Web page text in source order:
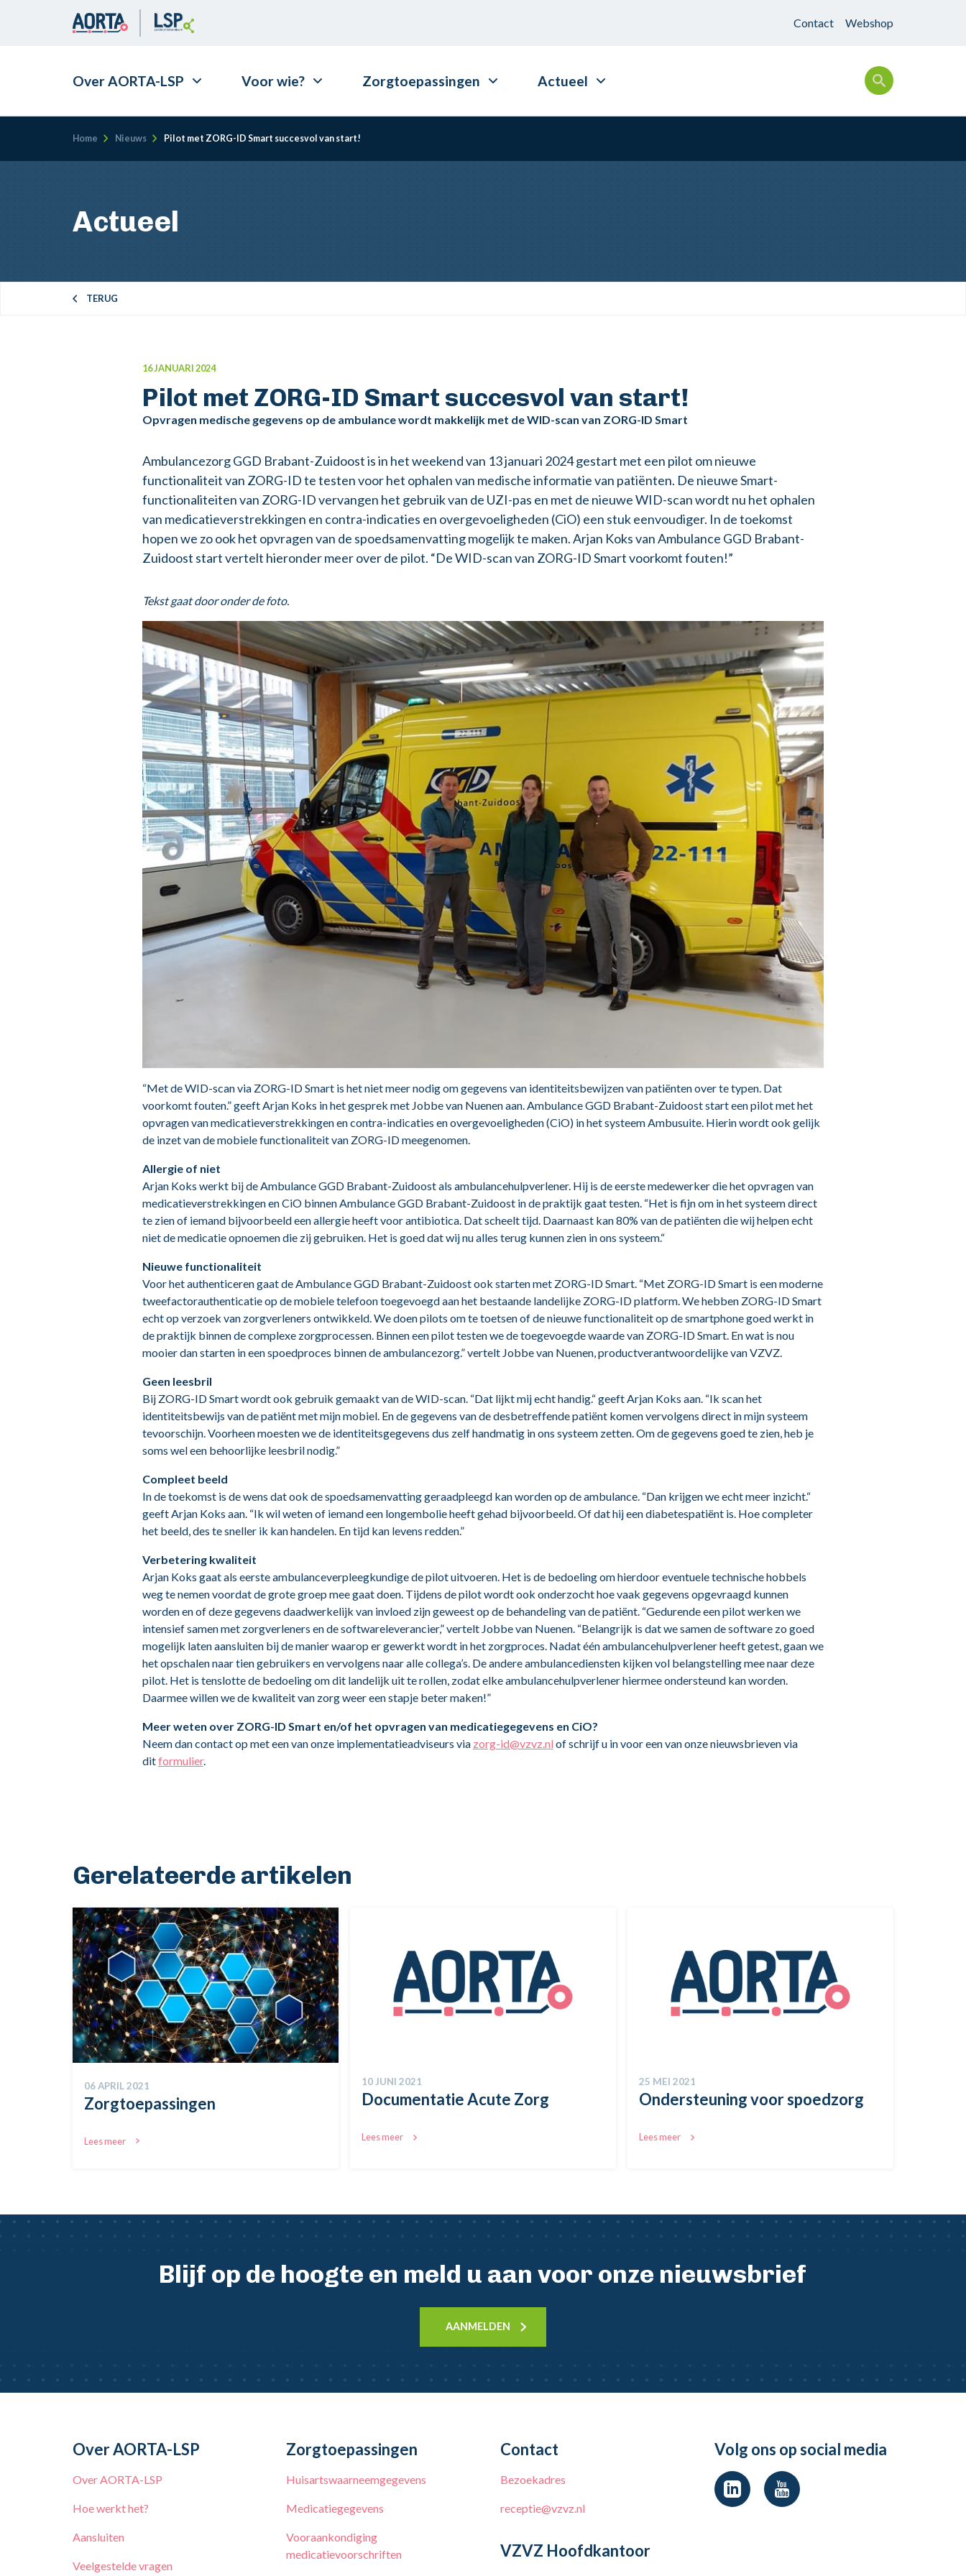
Contact Webshop
Over AORTA-LSP Voor wie? Zorgtoepassingen Actueel
Kruimelpad
Home Nieuws Pilot met ZORG-ID Smart succesvol van start!
Actueel
TERUG
16 JANUARI 2024
Pilot met ZORG-ID Smart succesvol van start!
Opvragen medische gegevens op de ambulance wordt makkelijk met de WID-scan van ZORG-ID Smart
Ambulancezorg GGD Brabant-Zuidoost is in het weekend van 13 januari 2024 gestart met een pilot om nieuwe
functionaliteit van ZORG-ID te testen voor het ophalen van medische informatie van patiënten. De nieuwe Smart-
functionaliteiten van ZORG-ID vervangen het gebruik van de UZI-pas en met de nieuwe WID-scan wordt nu het ophalen
van medicatieverstrekkingen en contra-indicaties en overgevoeligheden (CiO) een stuk eenvoudiger. In de toekomst
hopen we zo ook het opvragen van de spoedsamenvatting mogelijk te maken. Arjan Koks van Ambulance GGD Brabant-
Zuidoost start vertelt hieronder meer over de pilot. “De WID-scan van ZORG-ID Smart voorkomt fouten!”
Tekst gaat door onder de foto.
“Met de WID-scan via ZORG-ID Smart is het niet meer nodig om gegevens van identiteitsbewijzen van patiënten over te typen. Dat
voorkomt fouten.” geeft Arjan Koks in het gesprek met Jobbe van Nuenen aan. Ambulance GGD Brabant-Zuidoost start een pilot met het
opvragen van medicatieverstrekkingen en contra-indicaties en overgevoeligheden (CiO) in het systeem Ambusuite. Hierin wordt ook gelijk
de inzet van de mobiele functionaliteit van ZORG-ID meegenomen.
Allergie of niet
Arjan Koks werkt bij de Ambulance GGD Brabant-Zuidoost als ambulancehulpverlener. Hij is de eerste medewerker die het opvragen van
medicatieverstrekkingen en CiO binnenAmbulance GGD Brabant-Zuidoost in de praktijk gaat testen. “Het is fijn om in het systeem direct
te zien of iemand bijvoorbeeld een allergie heeft voor antibiotica. Dat scheelt tijd. Daarnaast kan 80% van de patiënten die wij helpen echt
niet de medicatie opnoemen die zij gebruiken. Het is goed dat wij nu alles terug kunnen zien in ons systeem.“
Nieuwe functionaliteit
Voor het authenticeren gaat de Ambulance GGD Brabant-Zuidoost ook starten met ZORG-ID Smart. “Met ZORG-ID Smart is een moderne
tweefactorauthenticatie op de mobiele telefoon toegevoegd aan het bestaande landelijke ZORG-ID platform. We hebben ZORG-ID Smart
echt op verzoek van zorgverleners ontwikkeld. We doen pilots om te toetsen of de nieuwe functionaliteit op de smartphone goed werkt in
de praktijk binnen de complexe zorgprocessen. Binnen een pilot testen we de toegevoegde waarde van ZORG-ID Smart. En wat is nou
mooier dan starten in een spoedproces binnen de ambulancezorg.” vertelt Jobbe van Nuenen, productverantwoordelijke van VZVZ.
Geen leesbril
Bij ZORG-ID Smart wordt ook gebruik gemaakt van de WID-scan. “Dat lijkt mij echt handig.“ geeft Arjan Koks aan. “Ik scan het
identiteitsbewijs van de patiënt met mijn mobiel. En de gegevens van de desbetreffende patiënt komen vervolgens direct in mijn systeem
tevoorschijn. Voorheen moesten we de identiteitsgegevens dus zelf handmatig in ons systeem zetten. Om de gegevens goed te zien, heb je
soms wel een behoorlijke leesbril nodig.”
Compleet beeld
In de toekomst is de wens dat ook de spoedsamenvatting geraadpleegd kan worden op de ambulance. “Dan krijgen we echt meer inzicht.“
geeft Arjan Koks aan. “Ik wil weten of iemand een longembolie heeft gehad bijvoorbeeld. Of dat hij een diabetespatiënt is. Hoe completer
het beeld, des te sneller ik kan handelen. En tijd kan levens redden.”
Verbetering kwaliteit
Arjan Koks gaat als eerste ambulanceverpleegkundige de pilot uitvoeren. Het is de bedoeling om hierdoor eventuele technische hobbels
weg te nemen voordat de grote groep mee gaat doen. Tijdens de pilot wordt ook onderzocht hoe vaak gegevens opgevraagd kunnen
worden en of deze gegevens daadwerkelijk van invloed zijn geweest op de behandeling van de patiënt. “Gedurende een pilot werken we
intensief samen met zorgverleners en de softwareleverancier,” vertelt Jobbe van Nuenen. “Belangrijk is dat we samen de software zo goed
mogelijk laten aansluiten bij de manier waarop er gewerkt wordt in het zorgproces. Nadat één ambulancehulpverlener heeft getest, gaan we
het opschalen naar tien gebruikers en vervolgens naar alle collega’s. De andere ambulancediensten kijken vol belangstelling mee naar deze
pilot. Het is tenslotte de bedoeling om dit landelijk uit te rollen, zodat elke ambulancehulpverlener hiermee ondersteund kan worden.
Daarmee willen we de kwaliteit van zorg weer een stapje beter maken!”
Meer weten over ZORG-ID Smart en/of het opvragen van medicatiegegevens en CiO?
Neem dan contact op met een van onze implementatieadviseurs via zorg-id@vzvz.nl of schrijf u in voor een van onze nieuwsbrieven via
ditformulier.
Gerelateerde artikelen
Afbeelding
06 APRIL 2021
Zorgtoepassingen
Lees meer
10 JUNI 2021
Documentatie Acute Zorg
Lees meer
25 MEI 2021
Ondersteuning voor spoedzorg
Lees meer
Blijf op de hoogte en meld u aan voor onze nieuwsbrief
AANMELDEN
Over AORTA-LSP
Over AORTA-LSP
Hoe werkt het?
Aansluiten
Veelgestelde vragen
Zorgtoepassingen
Huisartswaarneemgegevens
Medicatiegegevens
Vooraankondiging
medicatievoorschriften
Contact
Bezoekadres
receptie@vzvz.nl
VZVZ Hoofdkantoor
Volg ons op social media